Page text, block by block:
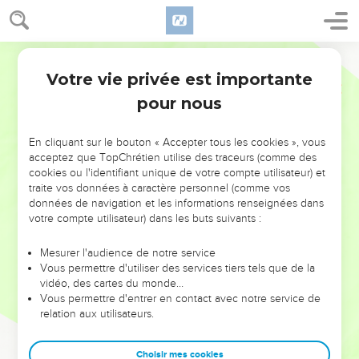
NE MANQUEZ PAS L’ÉVÉNEMENT
DE L’ANNÉE !
ET SI LEURS ERREURS POUVAIENT VOUS ÉVITER LES
VOTRES ?
leur foi ou leur vision. Mais on voit moins les doutes, les erreurs
et les saisons difficiles qu'ils ont traversés, alors même que ce
sont elles qui les ont façonnés.
Dans cette conférence, leaders, entrepreneurs, et responsables
clés pour avancer avec plus de sagesse afin que leurs erreurs
Votre vie privée est importante
pour nous
En cliquant sur le bouton « Accepter tous les cookies », vous
acceptez que TopChrétien utilise des traceurs (comme des
cookies ou l'identifiant unique de votre compte utilisateur) et
traite vos données à caractère personnel (comme vos
données de navigation et les informations renseignées dans
votre compte utilisateur) dans les buts suivants :
Mesurer l'audience de notre service
Vous permettre d'utiliser des services tiers tels que de la
vidéo, des cartes du monde…
Vous permettre d'entrer en contact avec notre service de
relation aux utilisateurs.
Choisir mes cookies